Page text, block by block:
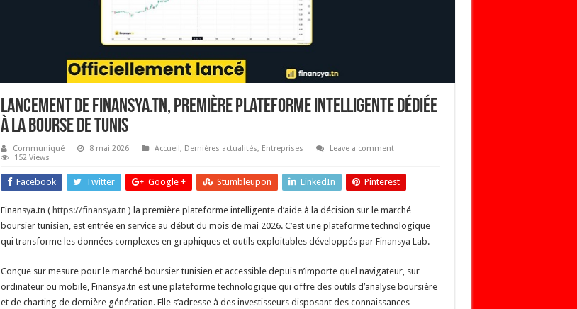
Lancement de Finansya.tn, première plateforme intelligente dédiée
à la Bourse de Tunis
Communiqué 8 mai 2026 Accueil , Dernières actualités, Entreprises
Leave a comment
152 Views
Facebook Twitter Google + Stumbleupon LinkedIn Pinterest
Finansya.tn ( https://finansya.tn ) la première plateforme intelligente d’aide à la décision sur le marché
boursier tunisien, est entrée en service au début du mois de mai 2026. C’est une plateforme technologique
qui transforme les données complexes en graphiques et outils exploitables développés par Finansya Lab.
Conçue sur mesure pour le marché boursier tunisien et accessible depuis n’importe quel navigateur, sur
ordinateur ou mobile, Finansya.tn est une plateforme technologique qui offre des outils d’analyse boursière
et de charting de dernière génération. Elle s’adresse à des investisseurs disposant des connaissances